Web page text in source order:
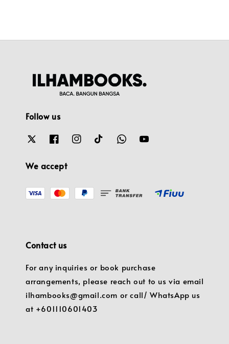
Follow us
We accept
Contact us
For any inquiries or book purchase
arrangements, please reach out to us via email
ilhambooks@gmail.com or call/ WhatsApp us
at +601110601403